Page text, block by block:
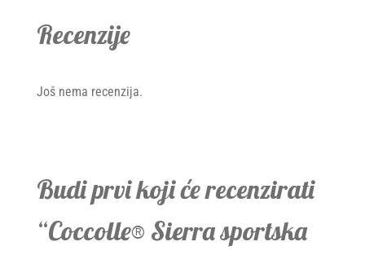
Recenzije
Još nema recenzija.
Budi prvi koji će recenzirati
“Coccolle® Sierra sportska